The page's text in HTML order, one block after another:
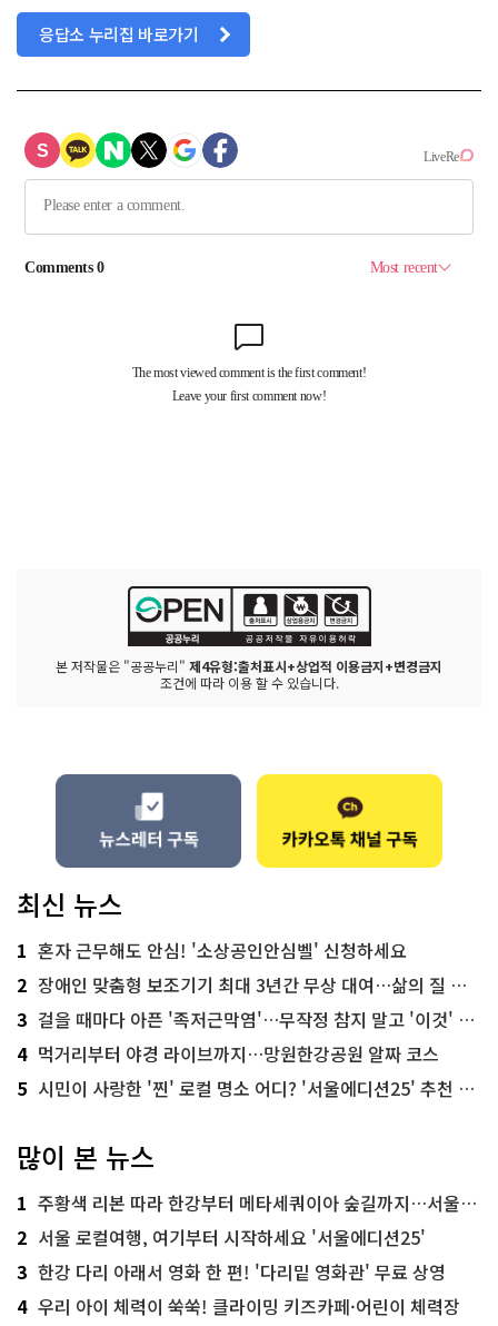
응답소 누리집 바로가기
본 저작물은 "공공누리" 제4유형:출처표시+상업적 이용금지+변경금지
조건에 따라 이용 할 수 있습니다.
최신 뉴스
1 혼자 근무해도 안심! '소상공인안심벨' 신청하세요
2 장애인 맞춤형 보조기기 최대 3년간 무상 대여…삶의 질 높인다
3 걸을 때마다 아픈 '족저근막염'…무작정 참지 말고 '이것' 해보세요!
4 먹거리부터 야경 라이브까지…망원한강공원 알짜 코스
5 시민이 사랑한 '찐' 로컬 명소 어디? '서울에디션25' 추천 코스
많이 본 뉴스
1 주황색 리본 따라 한강부터 메타세쿼이아 숲길까지…서울둘레길 15코스
2 서울 로컬여행, 여기부터 시작하세요 '서울에디션25'
3 한강 다리 아래서 영화 한 편! '다리밑 영화관' 무료 상영
4 우리 아이 체력이 쑥쑥! 클라이밍 키즈카페·어린이 체력장